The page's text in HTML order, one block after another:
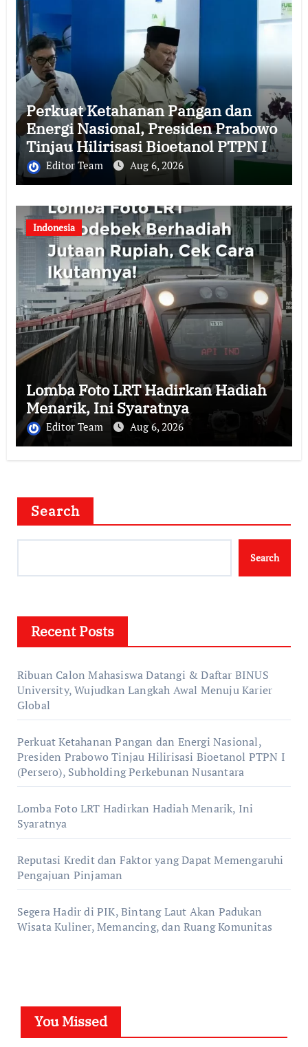
Perkuat Ketahanan Pangan dan
Energi Nasional, Presiden Prabowo
Tinjau Hilirisasi Bioetanol PTPN I
(Persero), Subholding Perkebunan
Nusantara
Editor Team Aug 6, 2026
Indonesia
Lomba Foto LRT Hadirkan Hadiah
Menarik, Ini Syaratnya
Editor Team Aug 6, 2026
Search
Search
Recent Posts
Ribuan Calon Mahasiswa Datangi & Daftar BINUS
University, Wujudkan Langkah Awal Menuju Karier
Global
Perkuat Ketahanan Pangan dan Energi Nasional,
Presiden Prabowo Tinjau Hilirisasi Bioetanol PTPN I
(Persero), Subholding Perkebunan Nusantara
Lomba Foto LRT Hadirkan Hadiah Menarik, Ini
Syaratnya
Reputasi Kredit dan Faktor yang Dapat Memengaruhi
Pengajuan Pinjaman
Segera Hadir di PIK, Bintang Laut Akan Padukan
Wisata Kuliner, Memancing, dan Ruang Komunitas
You Missed